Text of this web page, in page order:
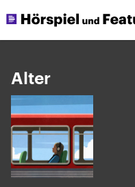
Alter